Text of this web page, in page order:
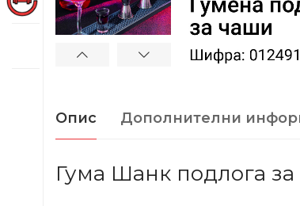
Опис Дополнителни
Гума Шанк подлога